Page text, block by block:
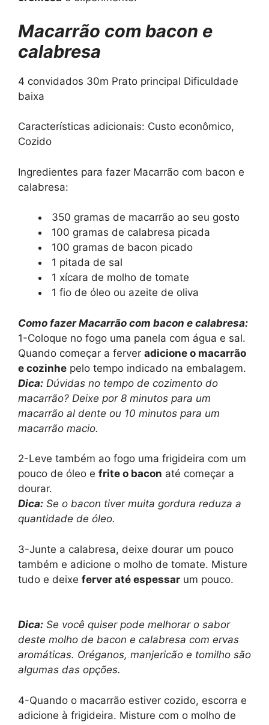
Macarrão com bacon e
calabresa
4 convidados 30m Prato principal Dificuldade
baixa
Características adicionais: Custo econômico,
Cozido
Ingredientes para fazer Macarrão com bacon e
calabresa:
350 gramas de macarrão ao seu gosto
100 gramas de calabresa picada
100 gramas de bacon picado
1 pitada de sal
1 xícara de molho de tomate
1 fio de óleo ou azeite de oliva
Como fazer Macarrão com bacon e calabresa:
1-Coloque no fogo uma panela com água e sal.
Quando começar a ferver adicione o macarrão
e cozinhe pelo tempo indicado na embalagem.
Dica: Dúvidas no tempo de cozimento do
macarrão? Deixe por 8 minutos para um
macarrão al dente ou 10 minutos para um
macarrão macio.
2-Leve também ao fogo uma frigideira com um
pouco de óleo e frite o bacon até começar a
dourar.
Dica: Se o bacon tiver muita gordura reduza a
quantidade de óleo.
3-Junte a calabresa, deixe dourar um pouco
também e adicione o molho de tomate. Misture
tudo e deixe ferver até espessar um pouco.
Dica: Se você quiser pode melhorar o sabor
deste molho de bacon e calabresa com ervas
aromáticas. Oréganos, manjericão e tomilho são
algumas das opções.
4-Quando o macarrão estiver cozido, escorra e
adicione à frigideira. Misture com o molho de